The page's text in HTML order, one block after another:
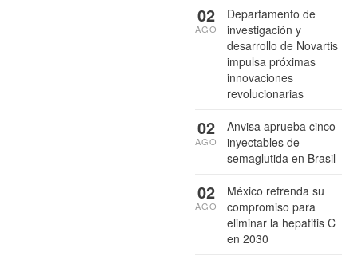
Departamento de
investigación y
desarrollo de Novartis
impulsa próximas
innovaciones
revolucionarias
02
AGO
Anvisa aprueba cinco
inyectables de
semaglutida en Brasil
02
AGO
México refrenda su
compromiso para
eliminar la hepatitis C
en 2030
02
AGO